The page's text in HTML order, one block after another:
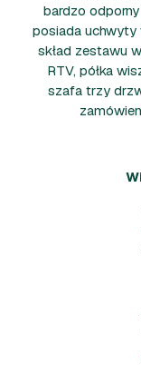
bardzo
posiada
skład zestawu
RTV, półka
szafa trzy